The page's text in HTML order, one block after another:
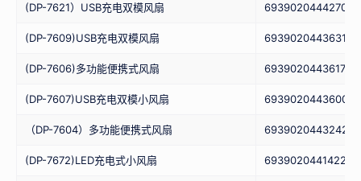
(DP-7621）USB充电双模风扇 6939020444270
(DP-7609)USB充电双模风扇 6939020443631
(DP-7606)多功能便携式风扇 6939020443617
(DP-7607)USB充电双模小风扇 6939020443600
（DP-7604）多功能便携式风扇 6939020443242
(DP-7672)LED充电式小风扇 6939020441422